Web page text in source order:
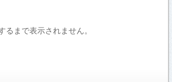
るまで表示されません。